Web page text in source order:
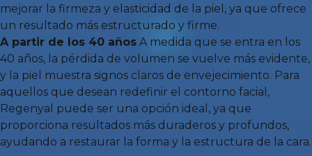
mejorar la firmeza y elasticidad de la piel, ya que ofrece
un resultado más estructurado y firme.
A partir de los 40 años A medida que se entra en los
40 años, la pérdida de volumen se vuelve más evidente,
y la piel muestra signos claros de envejecimiento. Para
aquellos que desean redefinir el contorno facial,
Regenyal puede ser una opción ideal, ya que
proporciona resultados más duraderos y profundos,
ayudando a restaurar la forma y la estructura de la cara.